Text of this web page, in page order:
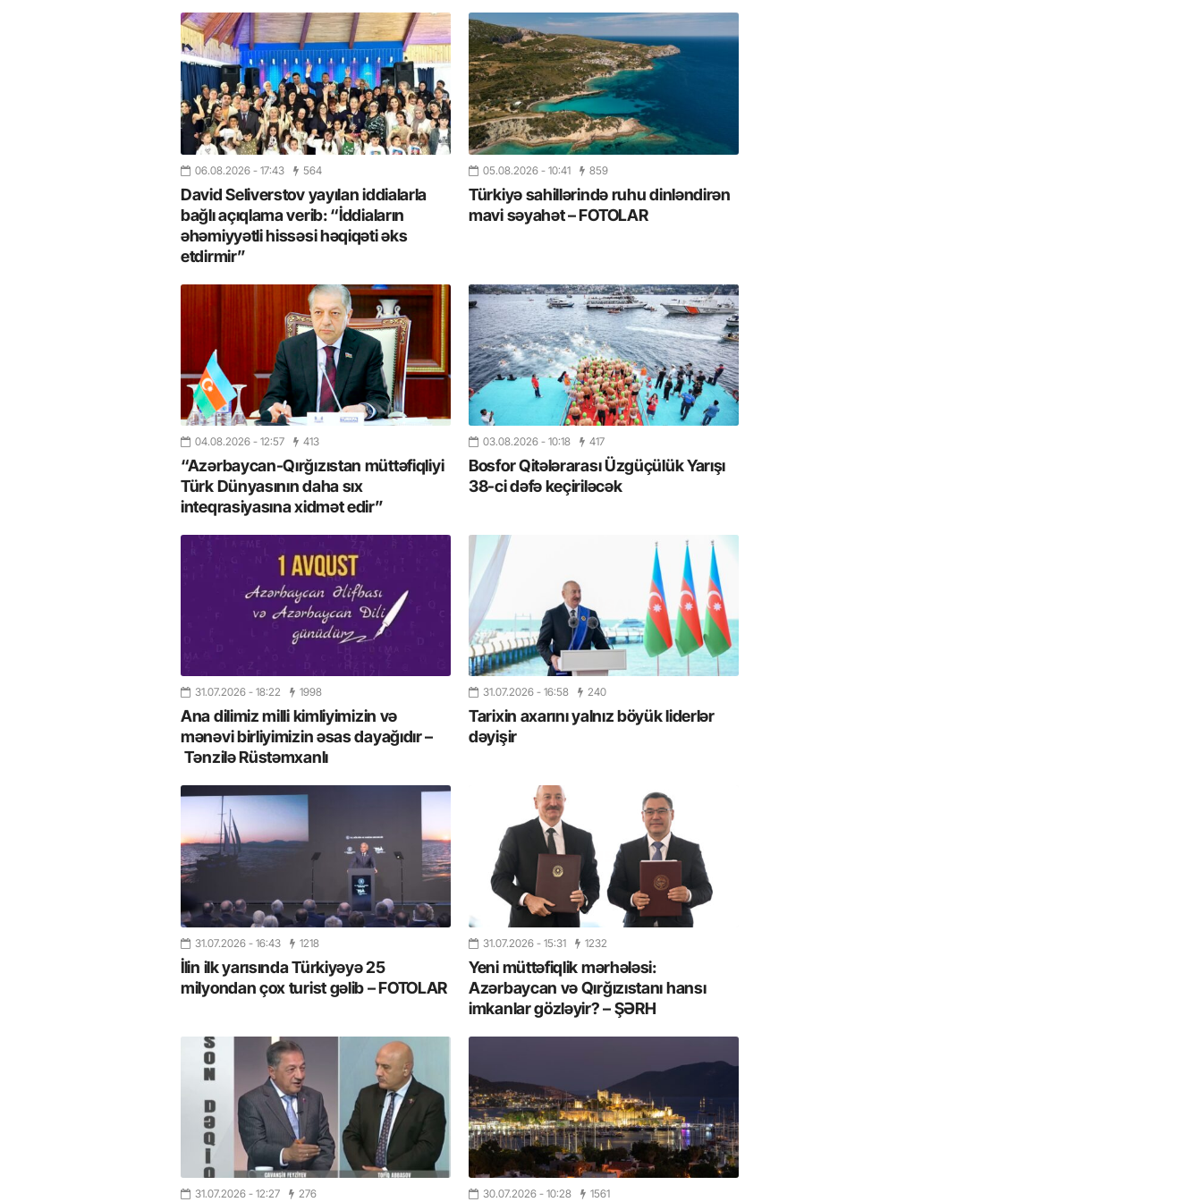
06.08.2026 - 17:43 564
David Seliverstov yayılan iddialarla
bağlı açıqlama verib: “İddiaların
əhəmiyyətli hissəsi həqiqəti əks
etdirmir”
05.08.2026 - 10:41 859
Türkiyə sahillərində ruhu dinləndirən
mavi səyahət – FOTOLAR
04.08.2026 - 12:57 413
“Azərbaycan-Qırğızıstan müttəfiqliyi
Türk Dünyasının daha sıx
inteqrasiyasına xidmət edir”
03.08.2026 - 10:18 417
Bosfor Qitələrarası Üzgüçülük Yarışı
38-ci dəfə keçiriləcək
31.07.2026 - 18:22 1998
Ana dilimiz milli kimliyimizin və
mənəvi birliyimizin əsas dayağıdır –
Tənzilə Rüstəmxanlı
31.07.2026 - 16:58 240
Tarixin axarını yalnız böyük liderlər
dəyişir
31.07.2026 - 16:43 1218
İlin ilk yarısında Türkiyəyə 25
milyondan çox turist gəlib – FOTOLAR
31.07.2026 - 15:31 1232
Yeni müttəfiqlik mərhələsi:
Azərbaycan və Qırğızıstanı hansı
imkanlar gözləyir? – ŞƏRH
31.07.2026 - 12:27 276 30.07.2026 - 10:28 1561